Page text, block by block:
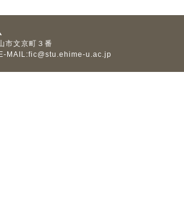
文京町３番
MAIL:fic@stu.ehime-u.ac.jp